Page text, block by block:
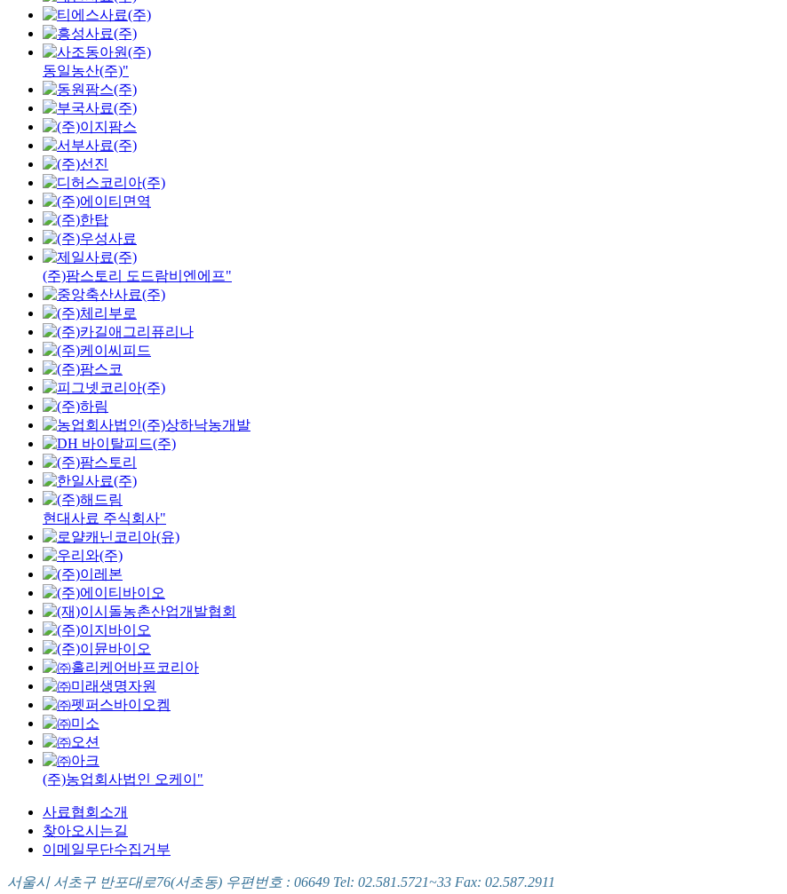
동일농산(주)"
(주)팜스토리 도드람비엔에프"
현대사료 주식회사"
(주)농업회사법인 오케이"
사료협회소개
찾아오시는길
이메일무단수집거부
서울시 서초구 반포대로76(서초동) 우편번호 : 06649 Tel: 02.581.5721~33 Fax: 02.587.2911